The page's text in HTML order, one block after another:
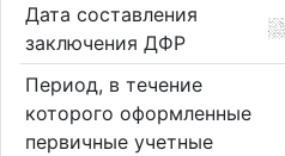
Дата составления
заключения ДФР
Период, в течение
которого оформленные
первичные учетные